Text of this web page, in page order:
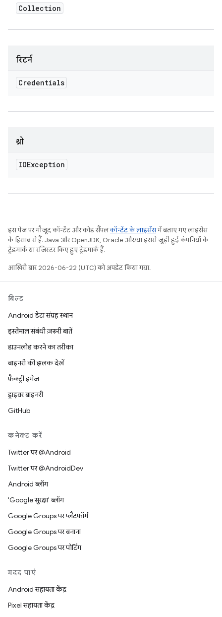
Collection
रिटर्न
Credentials
थ्रो
IOException
इस पेज पर मौजूद कॉन्टेंट और कोड सैंपलकॉन्टेंट के लाइसेंसमें बताए गए लाइसेंस
के हिसाब से हैं. Java और OpenJDK, Oracle और/या इससे जुड़ी हुई कंपनियों के
ट्रेडमार्क या रजिस्टर किए हुए ट्रेडमार्क हैं.
आखिरी बार 2026-06-22 (UTC) को अपडेट किया गया.
बिल्ड
Android डेटा संग्रह स्थान
इस्तेमाल संबंधी ज़रूरी बातें
डाउनलोड करने का तरीका
बाइनरी की झलक देखें
फ़ैक्ट्री इमेज
ड्राइवर बाइनरी
GitHub
कनेक्ट करें
Twitter पर @Android
Twitter पर @AndroidDev
Android ब्लॉग
'Google सुरक्षा' ब्लॉग
Google Groups पर प्लैटफ़ॉर्म
Google Groups पर बनाना
Google Groups पर पोर्टिंग
मदद पाएं
Android सहायता केंद्र
Pixel सहायता केंद्र